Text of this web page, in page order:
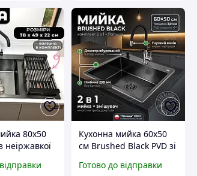
80x50
неіржавкої
Кухонна мийка 60х50
см Brushed Black PVD зі
інтегрована чорна
Готово до відправки